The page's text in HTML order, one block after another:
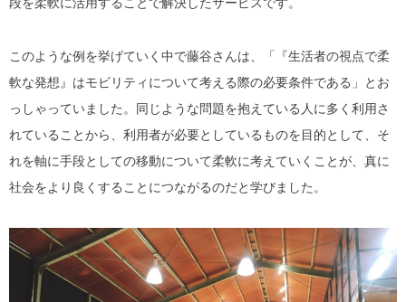
段を柔軟に活用することで解決したサービスです。
このような例を挙げていく中で藤谷さんは、「『生活者の視点で柔
軟な発想』はモビリティについて考える際の必要条件である」とお
っしゃっていました。同じような問題を抱えている人に多く利用さ
れていることから、利用者が必要としているものを目的として、そ
れを軸に手段としての移動について柔軟に考えていくことが、真に
社会をより良くすることにつながるのだと学びました。